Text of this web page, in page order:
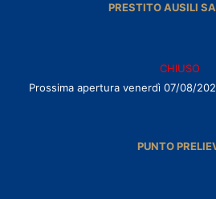
PRESTITO AUSILI
CHIUSO
Prossima apertura venerdì 07/08/
PUNTO